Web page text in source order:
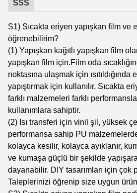
SSS
S1) Sıcakta eriyen yapışkan film ve
öğrenebilirim?
(1) Yapışkan kağıtlı yapışkan film
yapışkan film için.Film oda
noktasına ulaşmak için
yapıştırmak için kullanılır, Sıcakta
farklı malzemeleri farklı
kullanımlara sahiptir.
(2) Isı transferi için vinil şil, yüksek
performansa sahip PU
kolayca kesilir, kolayca ayıklanır,
ve kumaşa güçlü bir şekilde
dayanabilir. DIY tasarımları için çok
Taleplerinizi öğrenip size uygun